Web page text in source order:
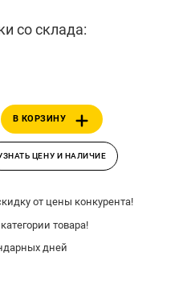
со склада:
В КОРЗИНУ
ЦЕНУ И НАЛИЧИЕ
от цены конкурента!
товара!
дней